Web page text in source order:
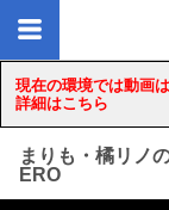
現在の環境では動画
詳細はこちら
まりも・橘リノ
ERO